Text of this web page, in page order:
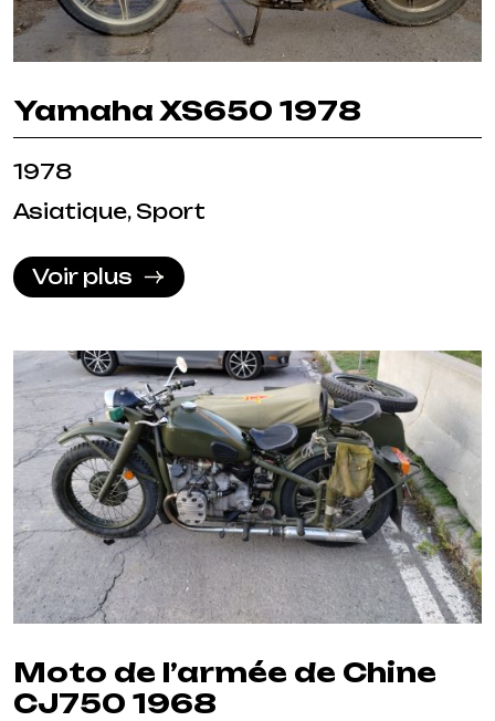
Yamaha XS650 1978
1978
Asiatique, Sport
Voir plus
Moto de l’armée de Chine
CJ750 1968